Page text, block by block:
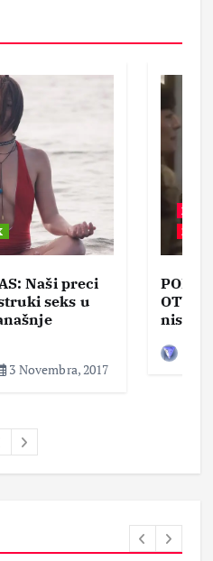
Naši preci
seks u
3 Novembra, 2017
BEZ
nisam